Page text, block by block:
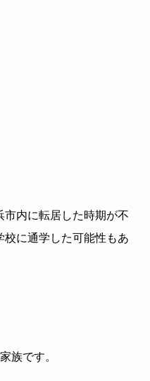
市内に転居した時期が不
校に通学した可能性もあ
族です。